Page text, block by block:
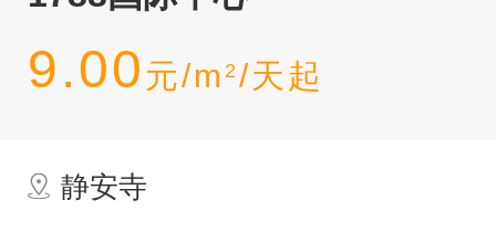
9.00 元/m 2 /天起
静安寺